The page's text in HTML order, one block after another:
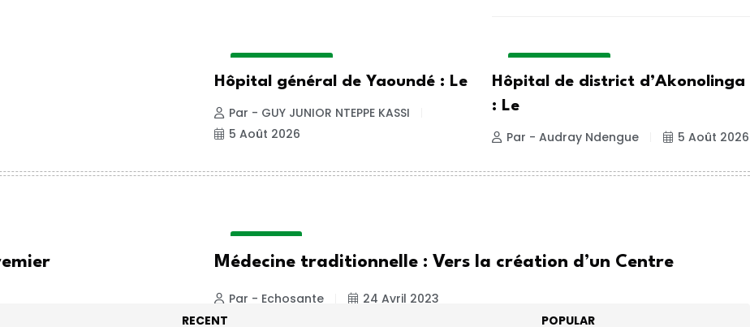
Hôpital général de Yaoundé : Le
Par - GUY JUNIOR NTEPPE KASSI
5 Août 2026
Hôpital de district d’Akonolinga
: Le
Par - Audray Ndengue
5 Août 2026
Médecine traditionnelle : Vers la création d’un Centre
Par - Echosante
24 Avril 2023
RECENT POPULAR